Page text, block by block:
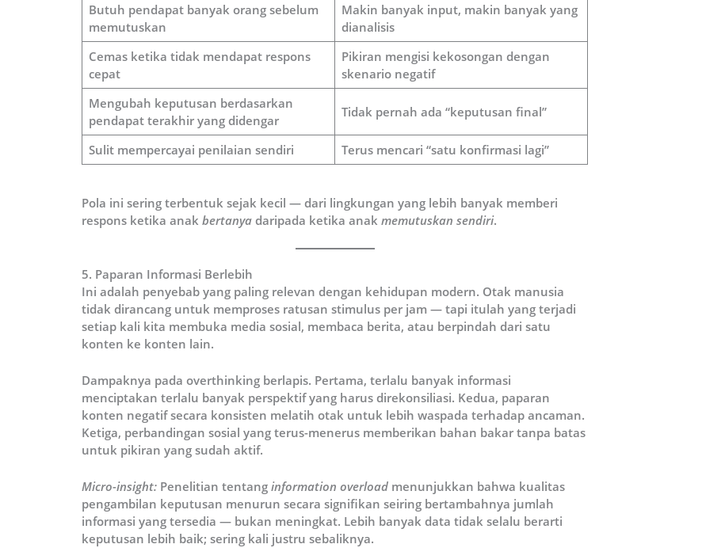
Butuh pendapat banyak orang sebelum
memutuskan
Makin banyak input, makin banyak yang
dianalisis
Cemas ketika tidak mendapat respons
cepat
Pikiran mengisi kekosongan dengan
skenario negatif
Mengubah keputusan berdasarkan
pendapat terakhir yang didengar
Tidak pernah ada “keputusan final”
Sulit mempercayai penilaian sendiri Terus mencari “satu konfirmasi lagi”
Pola ini sering terbentuk sejak kecil — dari lingkungan yang lebih banyak memberi
respons ketika anakbertanya daripada ketika anakmemutuskan sendiri.
5. Paparan Informasi Berlebih
Ini adalah penyebab yang paling relevan dengan kehidupan modern. Otak manusia
tidak dirancang untuk memproses ratusan stimulus per jam — tapi itulah yang terjadi
setiap kali kita membuka media sosial, membaca berita, atau berpindah dari satu
konten ke konten lain.
Dampaknya pada overthinking berlapis. Pertama, terlalu banyak informasi
menciptakan terlalu banyak perspektif yang harus direkonsiliasi. Kedua, paparan
konten negatif secara konsisten melatih otak untuk lebih waspada terhadap ancaman.
Ketiga, perbandingan sosial yang terus-menerus memberikan bahan bakar tanpa batas
untuk pikiran yang sudah aktif.
Micro-insight: Penelitian tentanginformation overload menunjukkan bahwa kualitas
pengambilan keputusan menurun secara signifikan seiring bertambahnya jumlah
informasi yang tersedia — bukan meningkat. Lebih banyak data tidak selalu berarti
keputusan lebih baik; sering kali justru sebaliknya.